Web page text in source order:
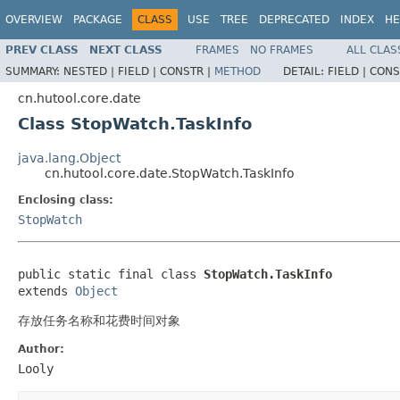
OVERVIEW PACKAGE CLASS USE TREE DEPRECATED INDEX
PREV CLASS NEXT CLASS FRAMES NO FRAMES
ALL
SUMMARY: NESTED | FIELD | CONSTR | METHOD DETAIL: FIELD |
cn.hutool.core.date
Class StopWatch.TaskInfo
java.lang.Object
cn.hutool.core.date.StopWatch.TaskInfo
Enclosing class:
StopWatch
public static final class StopWatch.TaskInfo
extends Object
存放任务名称和花费时间对象
Author:
Looly